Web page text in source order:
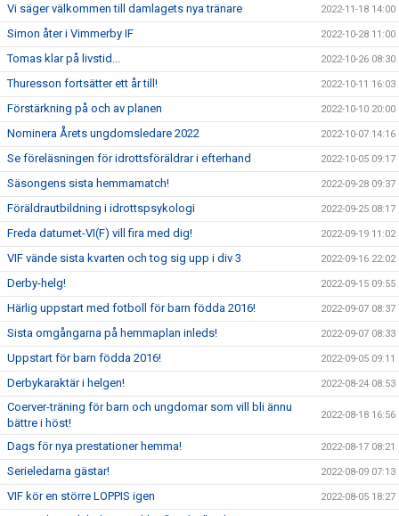
Vi säger välkommen till damlagets nya tränare 2022-11-18 14:00
Simon åter i Vimmerby IF 2022-10-28 11:00
Tomas klar på livstid... 2022-10-26 08:30
Thuresson fortsätter ett år till! 2022-10-11 16:03
Förstärkning på och av planen 2022-10-10 20:00
Nominera Årets ungdomsledare 2022 2022-10-07 14:16
Se föreläsningen för idrottsföräldrar i efterhand 2022-10-05 09:17
Säsongens sista hemmamatch! 2022-09-28 09:37
Föräldrautbildning i idrottspsykologi 2022-09-25 08:17
Freda datumet-VI(F) vill fira med dig! 2022-09-19 11:02
VIF vände sista kvarten och tog sig upp i div 3 2022-09-16 22:02
Derby-helg! 2022-09-15 09:55
Härlig uppstart med fotboll för barn födda 2016! 2022-09-07 08:37
Sista omgångarna på hemmaplan inleds! 2022-09-07 08:33
Uppstart för barn födda 2016! 2022-09-05 09:11
Derbykaraktär i helgen! 2022-08-24 08:53
Coerver-träning för barn och ungdomar som vill bli ännu
bättre i höst!
2022-08-18 16:56
Dags för nya prestationer hemma! 2022-08-17 08:21
Serieledarna gästar! 2022-08-09 07:13
VIF kör en större LOPPIS igen 2022-08-05 18:27